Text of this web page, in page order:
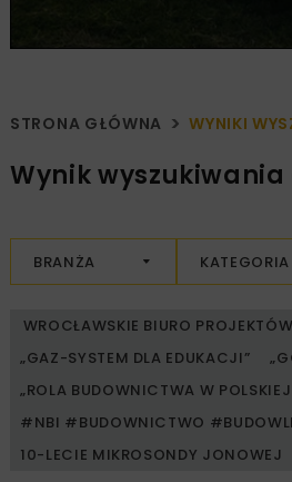
STRONA GŁÓWNA WYNIKI
Wynik
BRANŻA KATEGORIA
WROCŁAWSKIE BIURO
„GAZ-SYSTEM DLA EDUKACJI”
„ROLA BUDOWNICTWA W
#NBI #BUDOWNICTWO
10-LECIE MIKROSONDY JONOWEJ